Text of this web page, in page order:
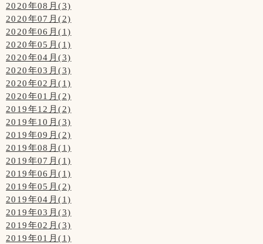
2020年08月(3)
2020年07月(2)
2020年06月(1)
2020年05月(1)
2020年04月(3)
2020年03月(3)
2020年02月(1)
2020年01月(2)
2019年12月(2)
2019年10月(3)
2019年09月(2)
2019年08月(1)
2019年07月(1)
2019年06月(1)
2019年05月(2)
2019年04月(1)
2019年03月(3)
2019年02月(3)
2019年01月(1)